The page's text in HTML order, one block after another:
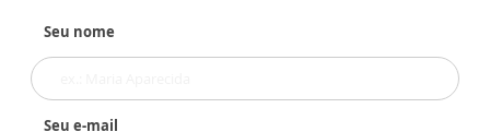
Seu nome
Seu e-mail